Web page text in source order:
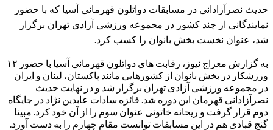
حدیث نصرآزادانی در مسابقات دواتلون قهرمانی آسیا که با حضور
نمایندگانی از چند کشور در مجموعه ورزشی آزادی تهران برگزار
شد، عنوان نخست بخش بانوان را کسب کرد.
به گزارش معراج نیوز، رقابت های دواتلون قهرمانی آسیا با حضور ۱۲
ورزشکار در بخش بانوان از کشورهایی مانند پاکستان، لبنان و ایران
در مجموعه ورزشی آزادی تهران برگزار شد و در نهایت حدیث
نصرآزادانی قهرمان این دوره شد. فائزه سادات عابدین نژاد در جایگاه
دوم قرار گرفت و ریحانه خاتونی عنوان سوم را از آن خود کرد. مبینا
گنج قبادی هم در این مسابقات توانست مقام چهارم را به دست آورد.